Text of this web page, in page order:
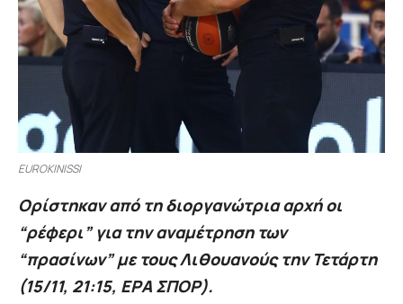
EUROKINISSI
Ορίστηκαν από τη διοργανώτρια αρχή οι
“ρέφερι” για την αναμέτρηση των
“πρασίνων” με τους Λιθουανούς την Τετάρτη
(15/11, 21:15, ΕΡΑ ΣΠΟΡ).